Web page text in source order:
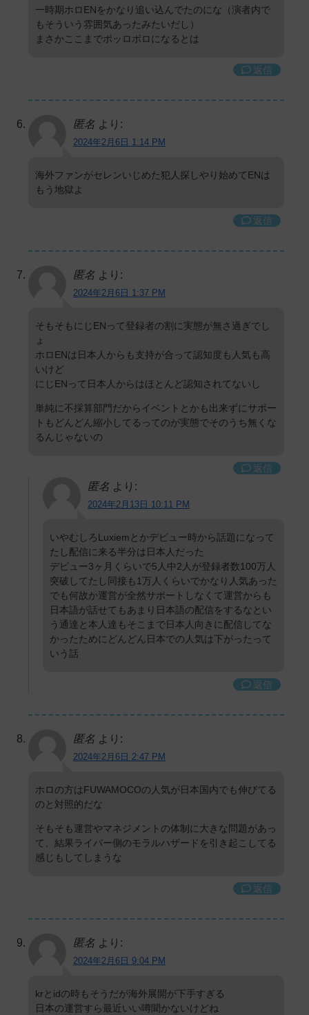
一時期ホロENをかなり追い込んでたのにな（演者内で
もそういう雰囲気あったみたいだし）
まさかここまでボッロボロになるとは
返信
匿名 より:
2024年2月6日 1:14 PM
海外ファンがセレンいじめた犯人探しやり始めてENは
もう地獄よ
返信
匿名 より:
2024年2月6日 1:37 PM
そもそもにじENって登録者の割に実態が無さ過ぎでし
ょ
ホロENは日本人からも支持が合って認知度も人気も高
いけど
にじENって日本人からはほとんど認知されてないし
単純に不採算部門だからイベントとかも出来ずにサポー
トもどんどん縮小してるってのが実態でそのうち無くな
るんじゃないの
返信
匿名 より:
2024年2月13日 10:11 PM
いやむしろLuxiemとかデビュー時から話題になって
たし配信に来る半分は日本人だった
デビュー3ヶ月くらいで5人中2人が登録者数100万人
突破してたし同接も1万人くらいでかなり人気あった
でも何故か運営が全然サポートしなくて運営からも
日本語が話せてもあまり日本語の配信をするなとい
う通達と本人達もそこまで日本人向きに配信してな
かったためにどんどん日本での人気は下がったって
いう話
返信
匿名 より:
2024年2月6日 2:47 PM
ホロの方はFUWAMOCOの人気が日本国内でも伸びてる
のと対照的だな
そもそも運営やマネジメントの体制に大きな問題があっ
て、結果ライバー側のモラルハザードを引き起こしてる
感じもしてしまうな
返信
匿名 より:
2024年2月6日 9:04 PM
krとidの時もそうだが海外展開が下手すぎる
日本の運営すら最近いい噂聞かないけどね